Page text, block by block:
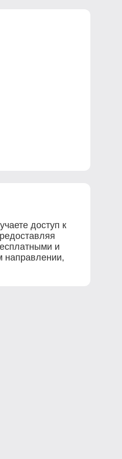
доступ к
и
направлении,